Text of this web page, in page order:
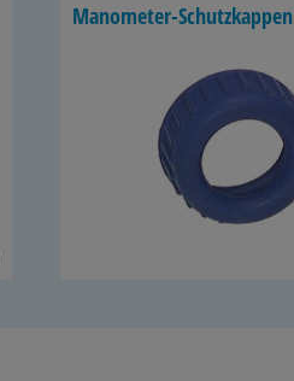
Manometer-​Schutzkappen